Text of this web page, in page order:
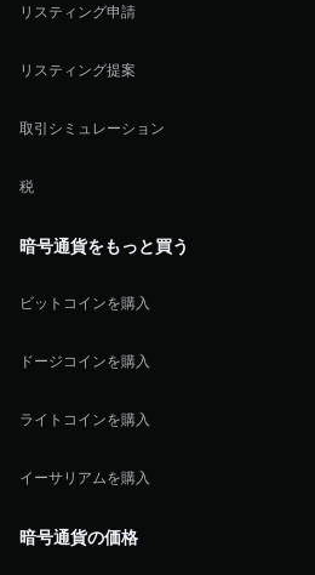
リスティング申請
リスティング提案
取引シミュレーション
税
暗号通貨をもっと買う
ビットコインを購入
ドージコインを購入
ライトコインを購入
イーサリアムを購入
暗号通貨の価格